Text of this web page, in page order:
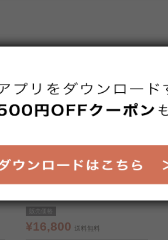
ット 4点セット ブラウン
販売価格
¥16,800 送料無料